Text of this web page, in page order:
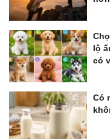
lộ
có
Có